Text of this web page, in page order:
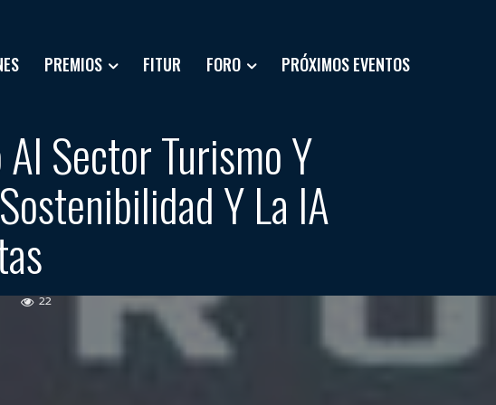
PREMIOS FITUR FORO PRÓXIMOS EVENTOS
Sector Turismo Y
Y La IA
22